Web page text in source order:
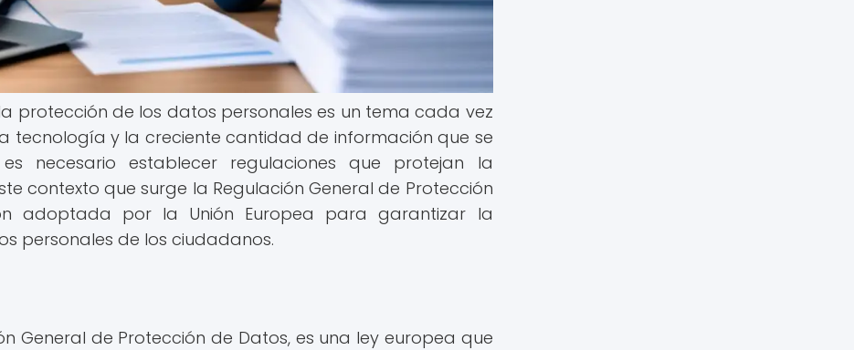
protección de los datos personales es un tema cada vez
tecnología y la creciente cantidad de información que se
necesario establecer regulaciones que protejan la
contexto que surge la Regulación General de Protección
adoptada por la Unión Europea para garantizar la
personales de los ciudadanos.
General de Protección de Datos, es una ley europea que